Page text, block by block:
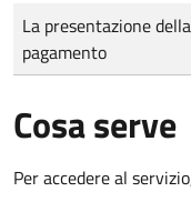
Tipo di pagamento
Importo
La presentazione
pagamento
Cosa serve
Per accedere al